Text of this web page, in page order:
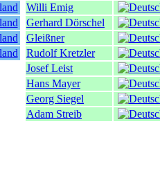
Willi Emig
Gerhard Dörschel
Gleißner
Rudolf Kretzler
Josef Leist
Hans Mayer
Georg Siegel
Adam Streib